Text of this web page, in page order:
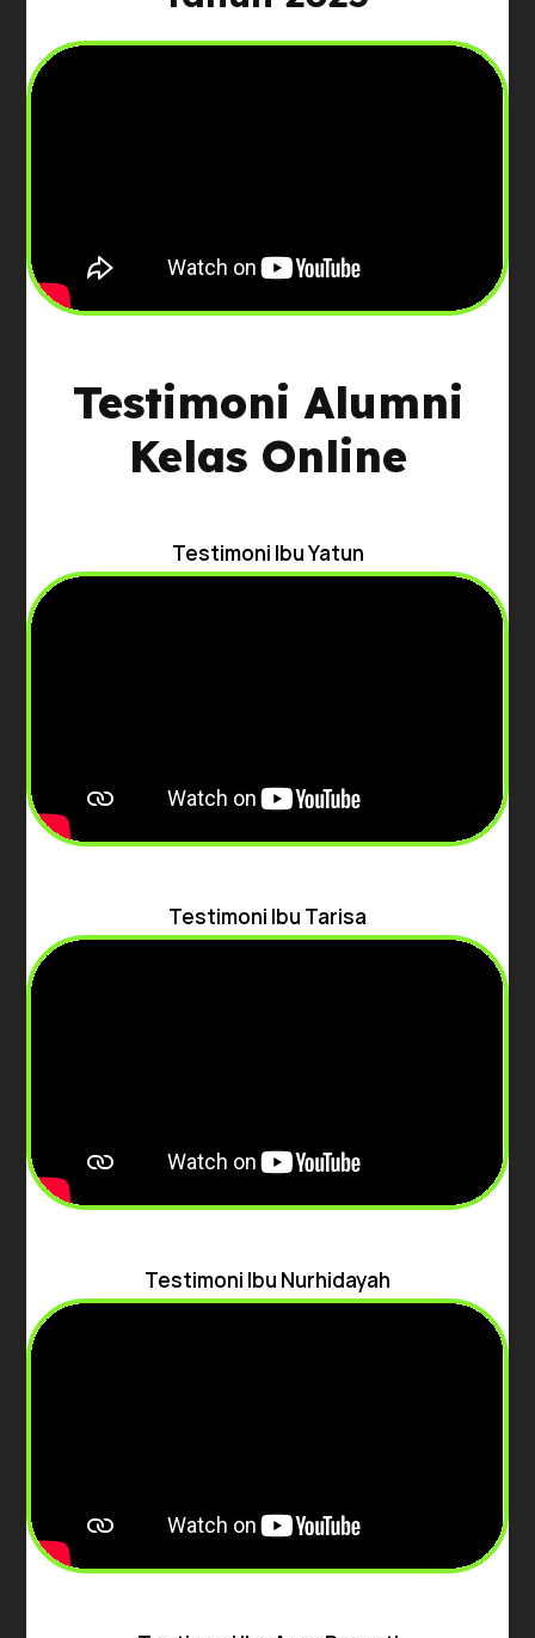
Testimoni Alumni
Kelas Online
Testimoni Ibu Yatun
Testimoni Ibu Tarisa
Testimoni Ibu Nurhidayah